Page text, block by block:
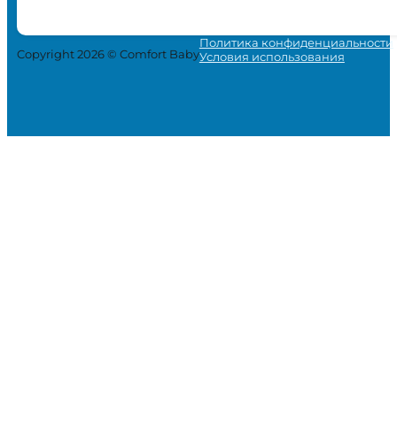
Copyright 2026 © Comfort Baby
Политика конфиденциальности
Условия использования